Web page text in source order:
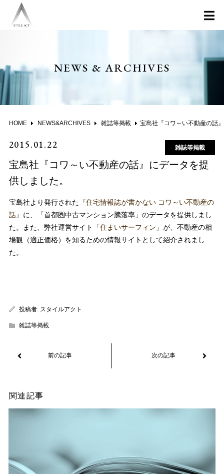
NEWS & ARCHIVES
HOME NEWS&ARCHIVES 雑誌等掲載 宝島社『コワ～い不動産の話』にデータを提供しました。
2015.01.22 雑誌等掲載
宝島社『コワ～い不動産の話』にデータを提
供しました。
宝島社より発行された 『住宅情報誌が書かない コワ～い不動産の
話』 に、「首都圏中古マンション騰落率」のデータを提供しまし
た。また、弊社運営サイト「住まいサーフィン 」が、不動産の相
場観（適正価格）を知るための情報サイトとして紹介されまし
た。
投稿者: スタイルアクト
雑誌等掲載
関連記事